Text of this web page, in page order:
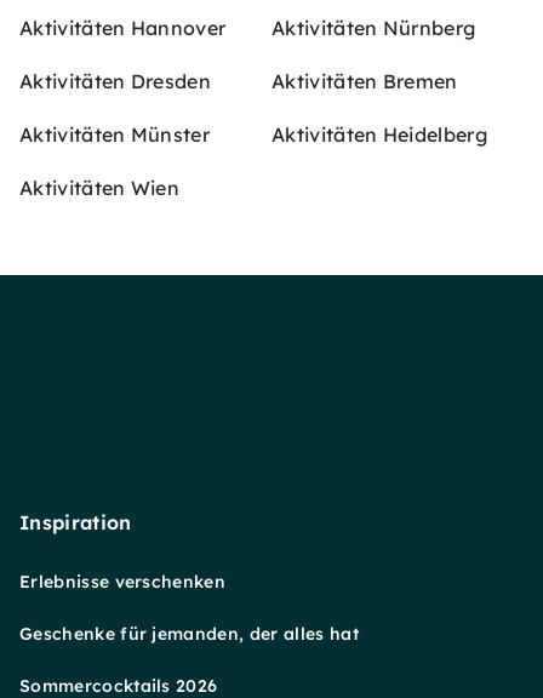
Aktivitäten Hannover Aktivitäten Nürnberg
Aktivitäten Dresden Aktivitäten Bremen
Aktivitäten Münster Aktivitäten Heidelberg
Aktivitäten Wien
Inspiration
Erlebnisse verschenken
Geschenke für jemanden, der alles hat
Sommercocktails 2026